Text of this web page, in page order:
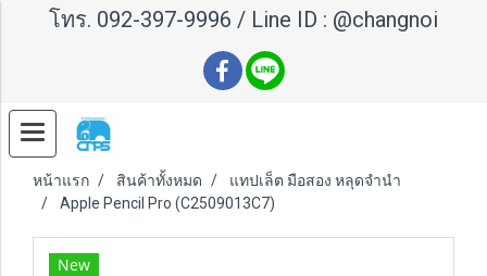
โทร. 092-397-9996 / Line ID : @changnoi
หน้าแรก สินค้าทั้งหมด
แทปเล็ต มือสอง หลุดจำนำ
Apple Pencil Pro (C2509013C7)
New